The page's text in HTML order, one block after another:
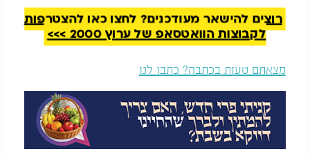
מה צפוי לבני מזל גדי?
רוצים להישאר מעודכנים? לחצו כאן להצטרפות
לקבוצות הוואטסאפ של ערוץ 2000 >>>
מצאתם טעות בכתבה? כתבו לנו